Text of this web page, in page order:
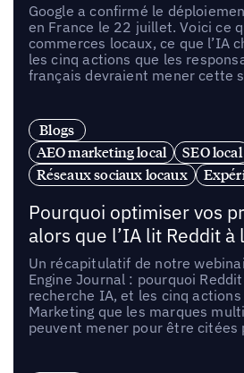
Google a confirmé le
en France le 22 juillet. Voici ce
commerces locaux, ce que l’IA
les cinq actions que les
français devraient mener cette
Blogs
AEO marketing local
SEO local
Réseaux sociaux locaux
Pourquoi optimiser vos
alors que l’IA lit Reddit à
Un récapitulatif de notre
Engine Journal : pourquoi
recherche IA, et les cinq actions
Marketing que les marques
peuvent mener pour être citées